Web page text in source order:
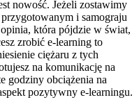
nowość. Jeżeli zostawimy
i samograju
która pójdzie w świat,
zrobić e-learning to
ciężaru z tych
na komunikację na
godziny obciążenia na
pozytywny e-learningu.